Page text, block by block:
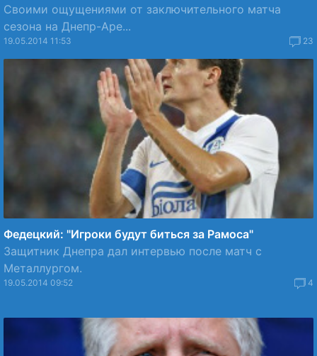
Своими ощущениями от заключительного матча
сезона на Днепр-Аре...
19.05.2014 11:53 23
Федецкий: "Игроки будут биться за Рамоса"
Защитник Днепра дал интервью после матч с
Металлургом.
19.05.2014 09:52 4